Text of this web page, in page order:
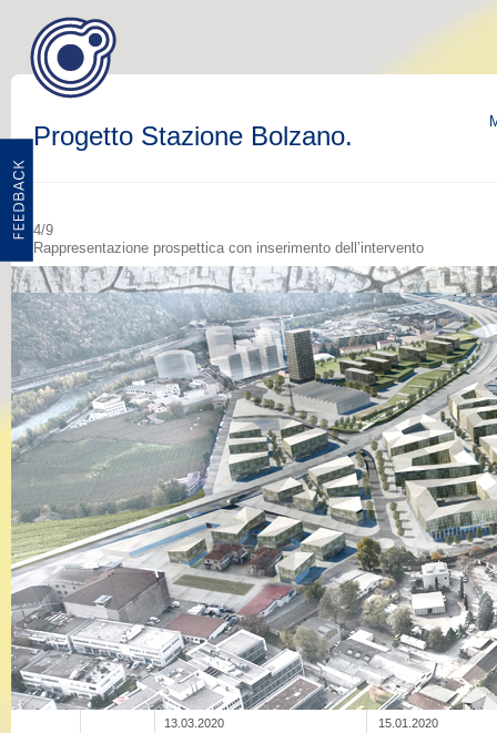
Progetto Stazione Bolzano.
5/9
Planimetria
13.03.2020 15.01.2020